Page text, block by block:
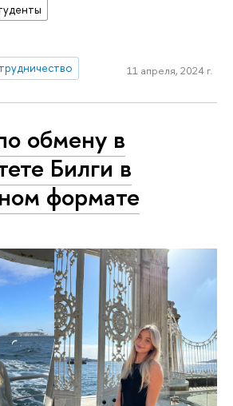
11 апреля, 2024 г.
обмену в
Билги в
формате